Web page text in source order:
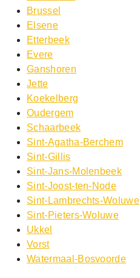
Brussel
Elsene
Etterbeek
Evere
Ganshoren
Jette
Koekelberg
Oudergem
Schaarbeek
Sint-Agatha-Berchem
Sint-Gillis
Sint-Jans-Molenbeek
Sint-Joost-ten-Node
Sint-Lambrechts-Woluwe
Sint-Pieters-Woluwe
Ukkel
Vorst
Watermaal-Bosvoorde